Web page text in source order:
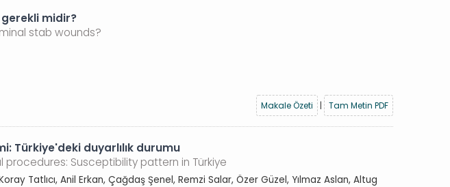
midir?
stab wounds?
Makale Özeti
| Tam Metin PDF
duyarlılık durumu
Susceptibility pattern in Türkiye
Tatlıcı, Anil Erkan, Çağdaş Şenel, Remzi Salar, Özer Güzel, Yılmaz Aslan, Altug